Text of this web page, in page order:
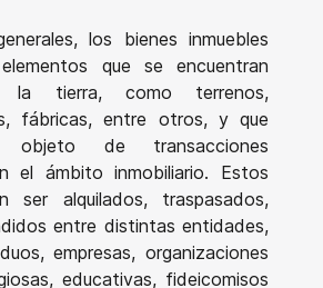
los bienes inmuebles
que se encuentran
la tierra, como terrenos,
fábricas, entre otros, y que
objeto de transacciones
el ámbito inmobiliario. Estos
ser alquilados, traspasados,
entre distintas entidades,
empresas, organizaciones
educativas, fideicomisos